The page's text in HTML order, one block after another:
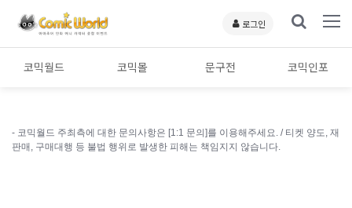
로그인
코믹월드 코믹몰 문구전 코믹인포
- 코믹월드 주최측에 대한 문의사항은 [1:1 문의]를 이용해주세요. / 티켓 양도, 재
판매, 구매대행 등 불법 행위로 발생한 피해는 책임지지 않습니다.